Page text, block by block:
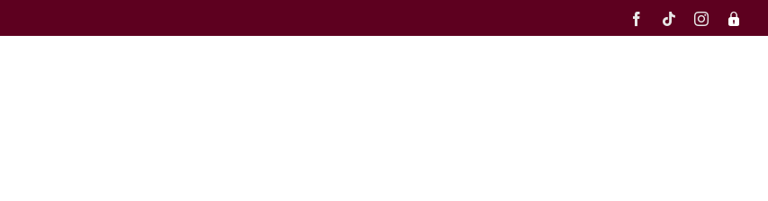
Facebook
TiktokInstagram